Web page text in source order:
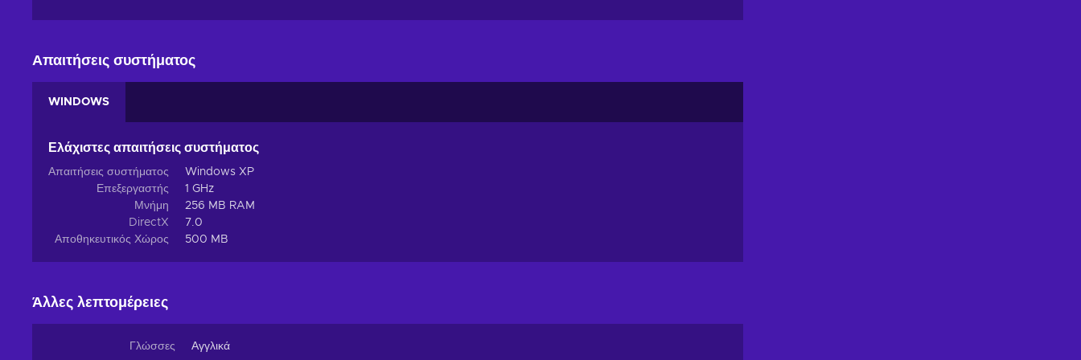
Απαιτήσεις συστήματος
WINDOWS
Ελάχιστες απαιτήσεις συστήματος
Απαιτήσεις συστήματος
Windows XP
Επεξεργαστής
1 GHz
Μνήμη
256 MB RAM
DirectX
7.0
Αποθηκευτικός Χώρος
500 MB
Άλλες λεπτομέρειες
Γλώσσες Αγγλικά